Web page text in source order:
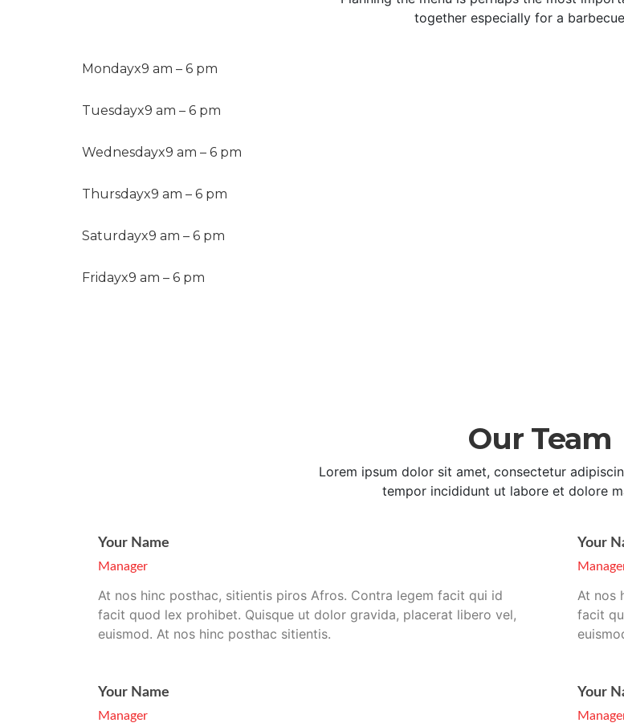
together especially for a
Mondayx9 am – 6 pm
Tuesdayx9 am – 6 pm
Wednesdayx9 am – 6 pm
Thursdayx9 am – 6 pm
Saturdayx9 am – 6 pm
Fridayx9 am – 6 pm
Our Team
Lorem ipsum dolor sit amet, consectetur
tempor incididunt ut labore et dolore
Your Name
Manager
At nos hinc posthac, sitientis piros Afros. Contra legem facit qui id
facit quod lex prohibet. Quisque ut dolor gravida, placerat libero vel,
euismod. At nos hinc posthac sitientis.
Your
At nos
facit
Your Name
Manager
Your